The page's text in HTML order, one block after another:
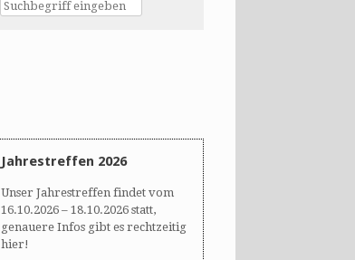
Jahrestreffen 2026
Unser Jahrestreffen findet vom
16.10.2026 – 18.10.2026 statt,
genauere Infos gibt es rechtzeitig
hier!